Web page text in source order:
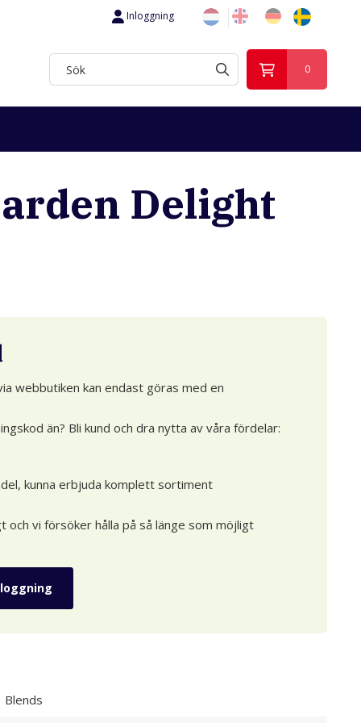
Inloggning
0
Delight
webbutiken kan endast göras med en
än? Bli kund och dra nytta av våra fördelar:
kunna erbjuda komplett sortiment
och vi försöker hålla på så länge som möjligt
Blends